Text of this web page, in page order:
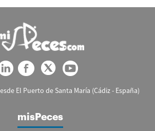
El Puerto de Santa María (Cádiz - España)
misPeces